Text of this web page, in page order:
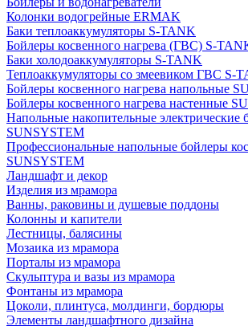
Колонки водогрейные ERMAK
Баки теплоаккумуляторы S-TANK
Бойлеры косвенного нагрева (ГВС) S-
Баки холодоаккумуляторы S-TANK
Теплоаккумуляторы со змеевиком ГВС S-
Бойлеры косвенного нагрева напольные
Бойлеры косвенного нагрева настенные
Напольные накопительные электрические
SUNSYSTEM
Профессиональные напольные бойлеры
SUNSYSTEM
Ландшафт и декор
Изделия из мрамора
Ванны, раковины и душевые поддоны
Колонны и капители
Лестницы, балясины
Мозаика из мрамора
Порталы из мрамора
Скульптура и вазы из мрамора
Фонтаны из мрамора
Цоколи, плинтуса, молдинги, бордюры
Элементы ландшафтного дизайна